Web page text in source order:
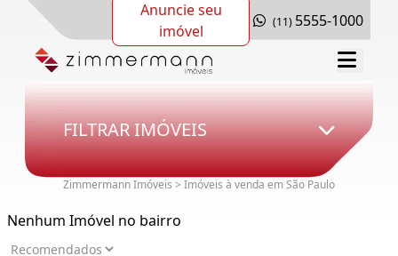
Anuncie seu
imóvel
(11) 5555-1000
FILTRAR IMÓVEIS
Zimmermann Imóveis > Imóveis à venda em São Paulo
Nenhum Imóvel no bairro